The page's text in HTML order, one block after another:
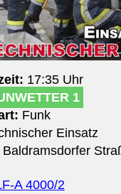
17:35 Uhr
1
Funk
Einsatz
Baldramsdorfer
A 4000/2